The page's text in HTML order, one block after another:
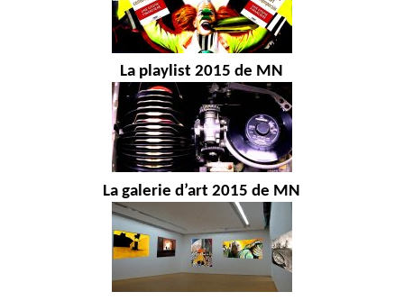
La playlist 2015 de MN
La galerie d’art 2015 de MN